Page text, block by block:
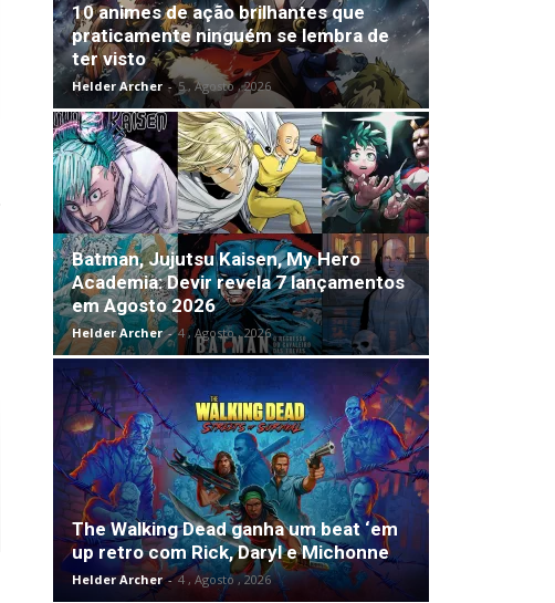
10 animes de ação brilhantes que
praticamente ninguém se lembra de
ter visto
Helder Archer - 5 , Agosto , 2026
Batman, Jujutsu Kaisen, My Hero
Academia: Devir revela 7 lançamentos
em Agosto 2026
Helder Archer - 4 , Agosto , 2026
The Walking Dead ganha um beat ‘em
up retro com Rick, Daryl e Michonne
Helder Archer - 4 , Agosto , 2026